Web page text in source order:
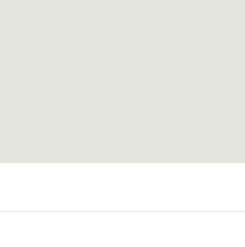
১৬১০৯
বাংলাদেশ কর্মচারী